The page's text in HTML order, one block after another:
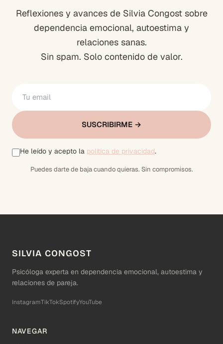
Reflexiones y avances de Silvia Congost sobre
dependencia emocional, autoestima y
relaciones sanas.
Sin spam. Solo contenido de valor.
SUSCRIBIRME →
He leído y acepto la política de privacidad.
Puedes darte de baja cuando quieras. Sin compromisos.
SILVIA CONGOST
Psicóloga experta en dependencia emocional, autoestima y
relaciones de pareja.
InstagramTikTokSpotifyYouTube
NAVEGAR